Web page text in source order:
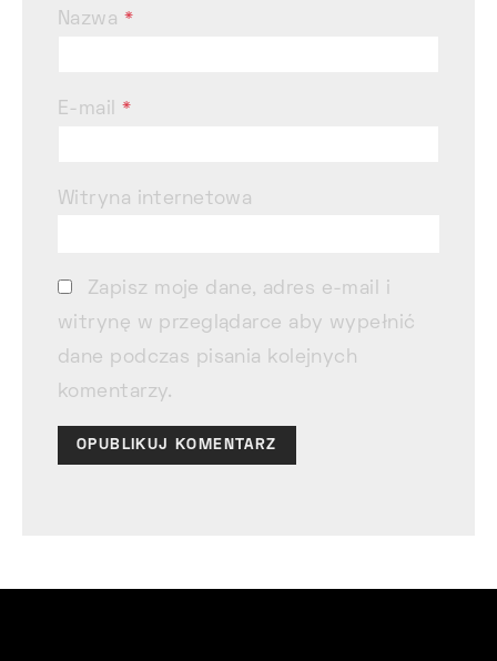
Nazwa *
E-mail*
Witryna internetowa
Zapisz moje dane, adres e-mail i
witrynę w przeglądarce aby wypełnić
dane podczas pisania kolejnych
komentarzy.